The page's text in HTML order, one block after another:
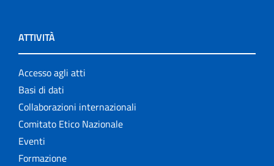
ATTIVITÀ
Accesso agli atti
Basi di dati
Collaborazioni internazionali
Comitato Etico Nazionale
Eventi
Formazione